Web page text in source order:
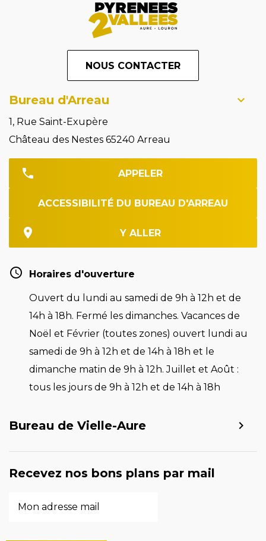
NOUS CONTACTER
Bureau d'Arreau
1, Rue Saint-Exupère
Château des Nestes 65240 Arreau
APPELER
ACCESSIBILITÉ DU BUREAU D'ARREAU
Y ALLER
Horaires d'ouverture
Ouvert du lundi au samedi de 9h à 12h et de
14h à 18h. Fermé les dimanches. Vacances de
Noël et Février (toutes zones) ouvert lundi au
samedi de 9h à 12h et de 14h à 18h et le
dimanche matin de 9h à 12h. Juillet et Août :
tous les jours de 9h à 12h et de 14h à 18h
Bureau de Vielle-Aure
Recevez nos bons plans par mail